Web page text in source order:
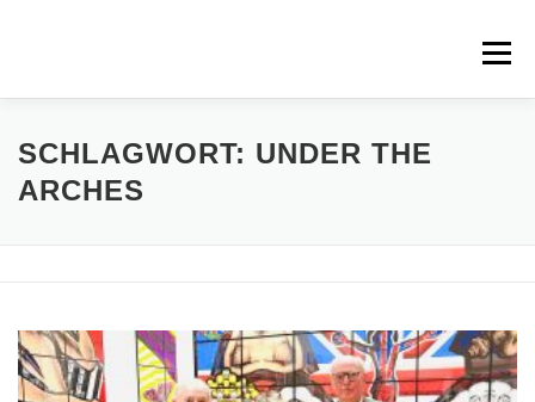
Menü
ARTS21 – EDDA RÖSSLER PRESSEBERICHTE
SCHLAGWORT: UNDER THE
ARCHES